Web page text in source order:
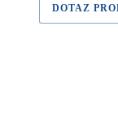
DOTAZ